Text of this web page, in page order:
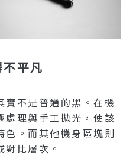
平凡
實不是普通的黑。在機
處理與手工拋光，使該
色。而其他機身區塊則
比層次。